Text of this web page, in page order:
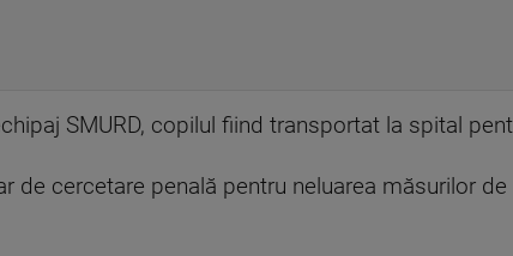
SMURD, copilul fiind transportat la spital
de cercetare penală pentru neluarea măsurilor